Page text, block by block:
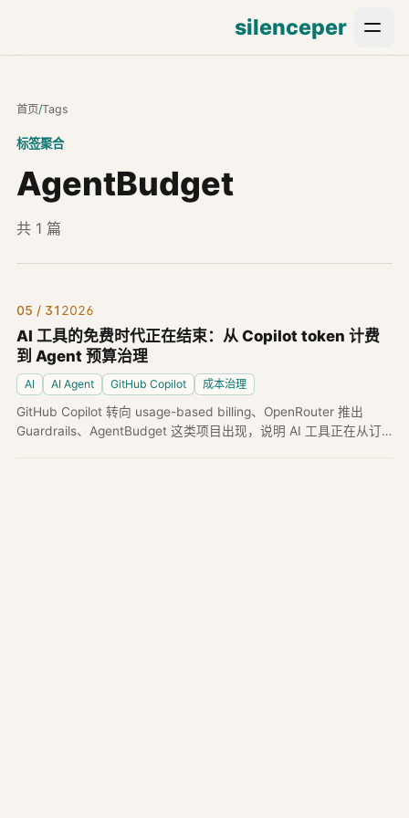
silenceper
首页/Tags
标签聚合
AgentBudget
共 1 篇
05 / 31 2026
AI 工具的免费时代正在结束：从 Copilot token 计费
到 Agent 预算治理
AI AI Agent GitHub Copilot 成本治理
GitHub Copilot 转向 usage-based billing、OpenRouter 推出
Guardrails、AgentBudget 这类项目出现，说明 AI 工具正在从订